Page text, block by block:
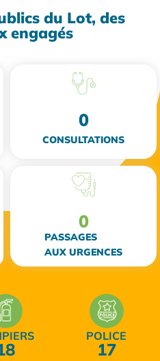
du Lot, des
engagés
CONSULTATIONS
0
PASSAGES
AUX URGENCES
0
POLICE
17